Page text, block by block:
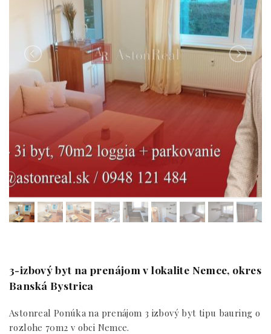
3-izbový byt na prenájom v lokalite Nemce, okres
Banská Bystrica
Astonreal Ponúka na prenájom 3 izbový byt tipu bauring o
rozlohe 70m2 v obci Nemce.